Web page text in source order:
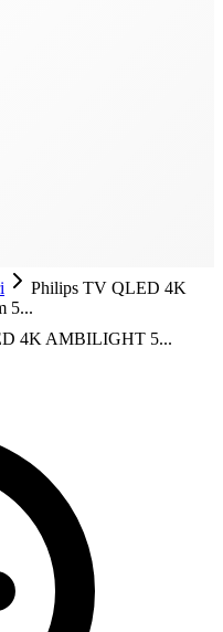
Philips TV QLED 4K
5...
4K AMBILIGHT 5...